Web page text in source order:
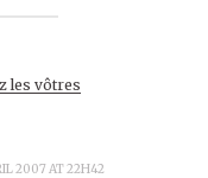
les vôtres
2007 AT 22H42